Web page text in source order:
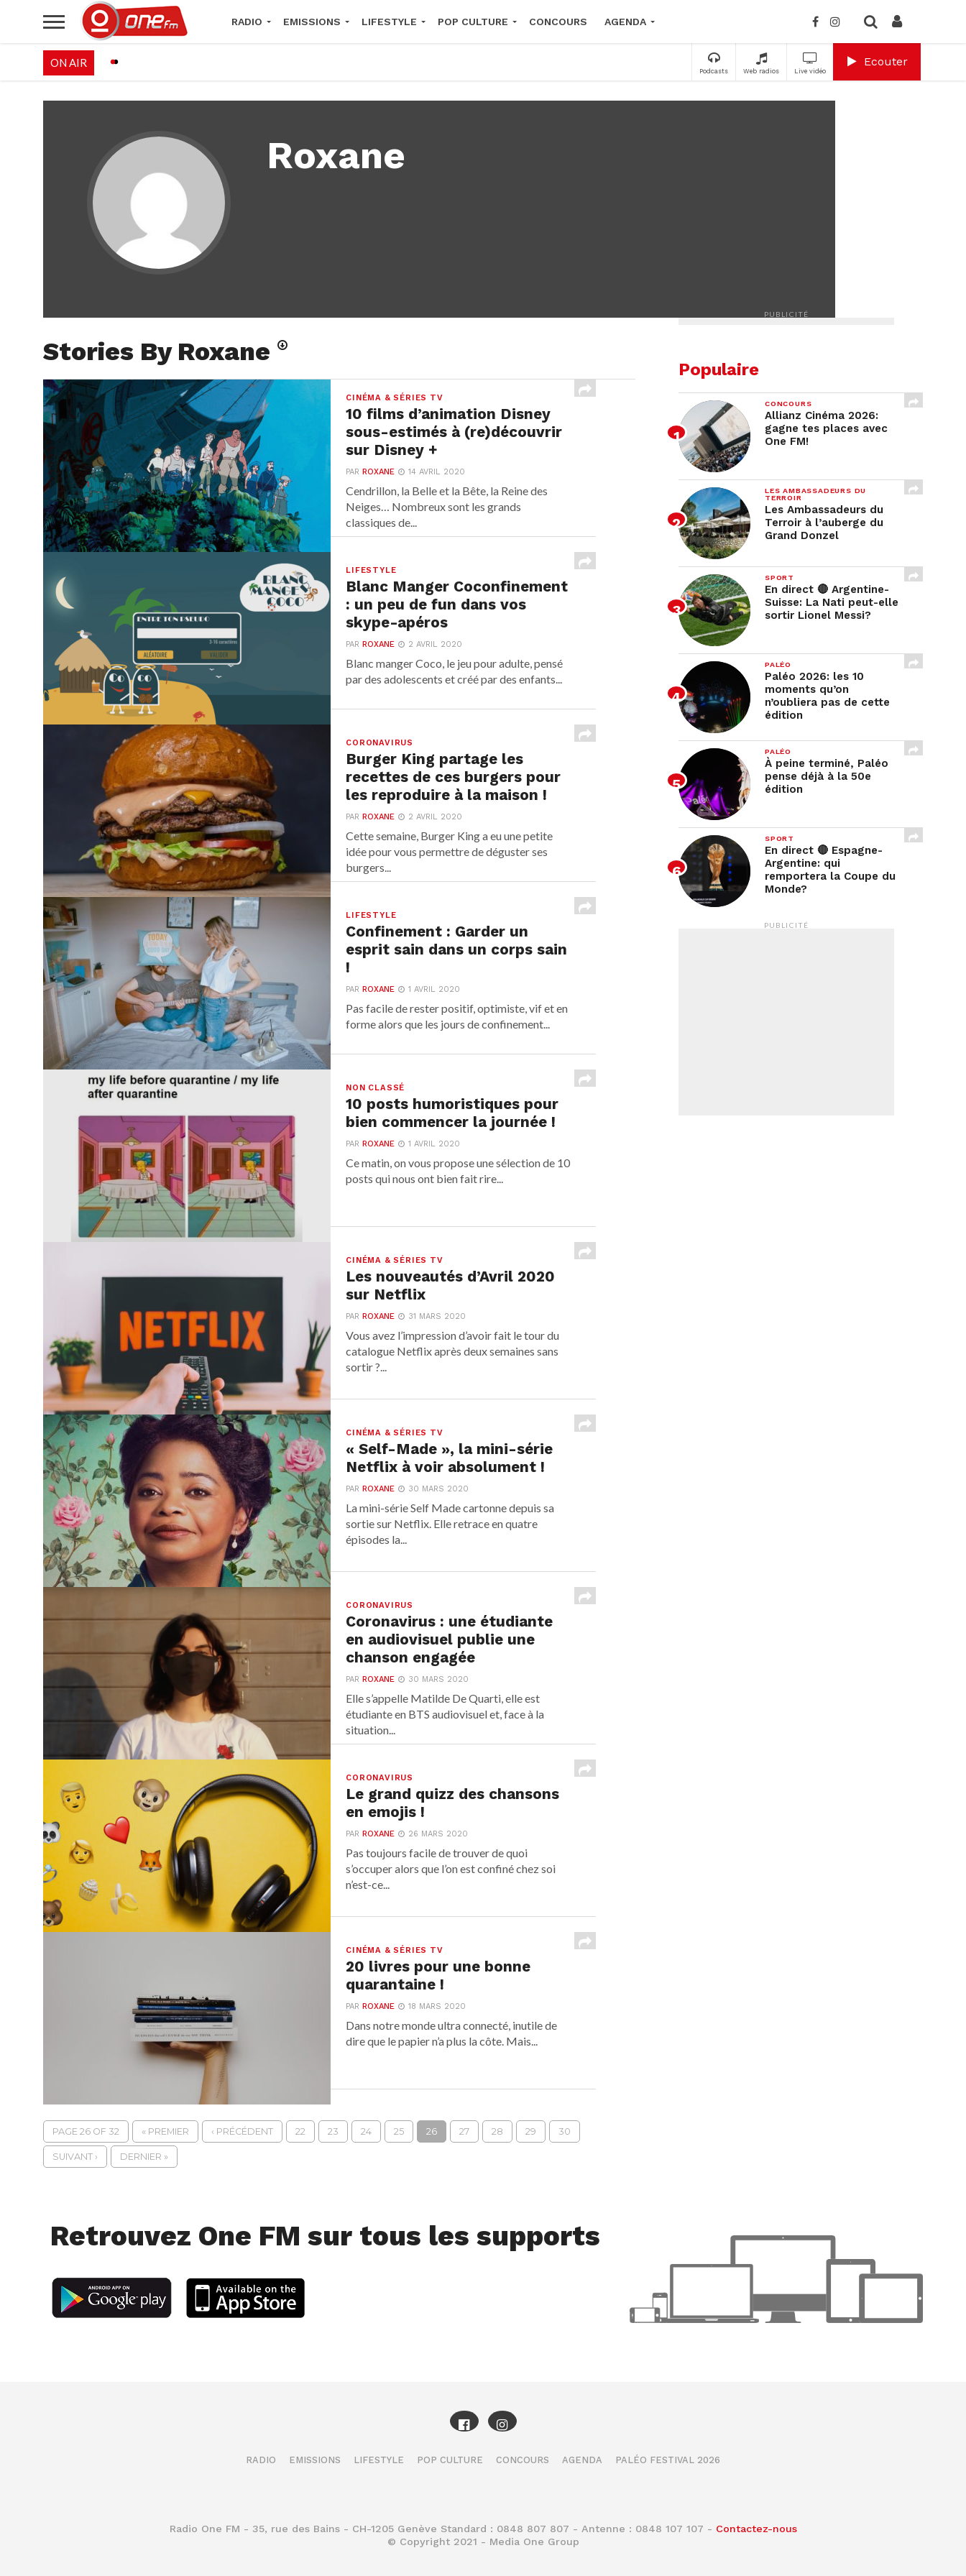
RADIO EMISSIONS LIFESTYLE POP CULTURE CONCOURS AGENDA
Podcasts Web radios Live vidéo
Ecouter
ON AIR
Roxane
Stories By Roxane
CINÉMA & SÉRIES TV
10 films d’animation Disney
sous-estimés à (re)découvrir
sur Disney +
PARROXANE 14 AVRIL 2020
Cendrillon, la Belle et la Bête, la Reine des
Neiges… Nombreux sont les grands
classiques de...
LIFESTYLE
Blanc Manger Coconfinement
: un peu de fun dans vos
skype-apéros
PARROXANE 2 AVRIL 2020
Blanc manger Coco, le jeu pour adulte, pensé
par des adolescents et créé par des enfants...
CORONAVIRUS
Burger King partage les
recettes de ces burgers pour
les reproduire à la maison !
PARROXANE 2 AVRIL 2020
Cette semaine, Burger King a eu une petite
idée pour vous permettre de déguster ses
burgers...
LIFESTYLE
Confinement : Garder un
esprit sain dans un corps sain
!
PARROXANE 1 AVRIL 2020
Pas facile de rester positif, optimiste, vif et en
forme alors que les jours de confinement...
NON CLASSÉ
10 posts humoristiques pour
bien commencer la journée !
PARROXANE 1 AVRIL 2020
Ce matin, on vous propose une sélection de 10
posts qui nous ont bien fait rire...
CINÉMA & SÉRIES TV
Les nouveautés d’Avril 2020
sur Netflix
PARROXANE 31 MARS 2020
Vous avez l’impression d’avoir fait le tour du
catalogue Netflix après deux semaines sans
sortir ?...
CINÉMA & SÉRIES TV
« Self-Made », la mini-série
Netflix à voir absolument !
PARROXANE 30 MARS 2020
La mini-série Self Made cartonne depuis sa
sortie sur Netflix. Elle retrace en quatre
épisodes la...
CORONAVIRUS
Coronavirus : une étudiante
en audiovisuel publie une
chanson engagée
PARROXANE 30 MARS 2020
Elle s’appelle Matilde De Quarti, elle est
étudiante en BTS audiovisuel et, face à la
situation...
CORONAVIRUS
Le grand quizz des chansons
en emojis !
PARROXANE 26 MARS 2020
Pas toujours facile de trouver de quoi
s’occuper alors que l’on est confiné chez soi
n’est-ce...
CINÉMA & SÉRIES TV
20 livres pour une bonne
quarantaine !
PARROXANE 18 MARS 2020
Dans notre monde ultra connecté, inutile de
dire que le papier n’a plus la côte. Mais...
PAGE 26 OF 32 « PREMIER ‹ PRÉCÉDENT 22 23 24 25 26 27 28 29 30
SUIVANT › DERNIER »
PUBLICITÉ
Populaire
CONCOURS
Allianz Cinéma 2026:
gagne tes places avec
One FM!
LES AMBASSADEURS DU
TERROIR
Les Ambassadeurs du
Terroir à l’auberge du
Grand Donzel
SPORT
En direct 🔴 Argentine-
Suisse: La Nati peut-elle
sortir Lionel Messi?
PALÉO
Paléo 2026: les 10
moments qu’on
n’oubliera pas de cette
édition
PALÉO
À peine terminé, Paléo
pense déjà à la 50e
édition
SPORT
En direct 🔴 Espagne-
Argentine: qui
remportera la Coupe du
Monde?
PUBLICITÉ
Retrouvez One FM sur tous les supports
RADIO EMISSIONS LIFESTYLE POP CULTURE CONCOURS AGENDA PALÉO FESTIVAL 2026
Radio One FM - 35, rue des Bains - CH-1205 Genève Standard : 0848 807 807 - Antenne : 0848 107 107 - Contactez-nous
© Copyright 2021 - Media One Group